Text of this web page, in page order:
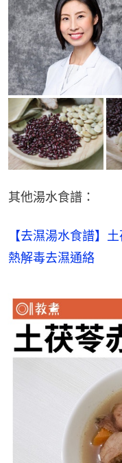
其他湯水食譜：
【去濕湯水食譜】
熱解毒去濕通絡